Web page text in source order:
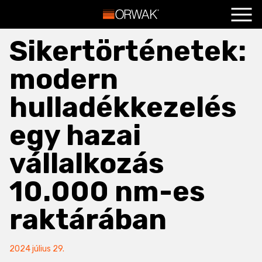
+ Termékeink
Szolgáltatások
Hasznos
+ Blog
Kapcsolat
Sikertörténetek:
modern
hulladékkezelés
egy hazai
vállalkozás
10.000 nm-es
raktárában
2024 július 29.